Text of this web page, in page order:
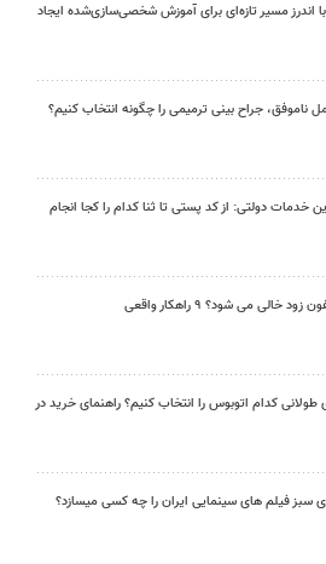
اندرز مسیر تازه‌ای برای آموزش شخصی‌سازی‌شده ایجاد
ناموفق، جراح بینی ترمیمی را چگونه انتخاب کنیم؟
خدمات دولتی: از کد پستی تا ثنا کدام را کجا انجام
خالی می شود؟ ۹ راهکار واقعی
طولانی کدام اتوبوس را انتخاب کنیم؟ راهنمای خرید در
سبز فیلم های سینمایی ایران را چه کسی میسازد؟